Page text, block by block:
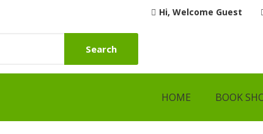
Hi, Welcome Guest
Search
HOME BOOK